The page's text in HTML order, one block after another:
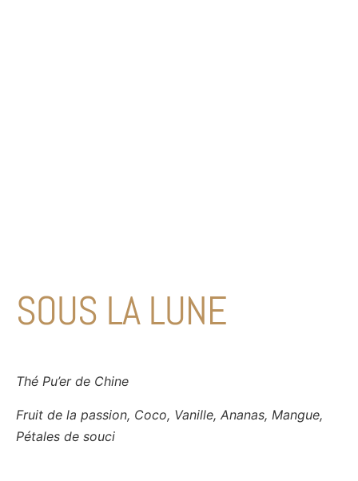
SOUS LA LUNE
Thé Pu’er de Chine
Fruit de la passion, Coco, Vanille, Ananas, Mangue,
Pétales de souci